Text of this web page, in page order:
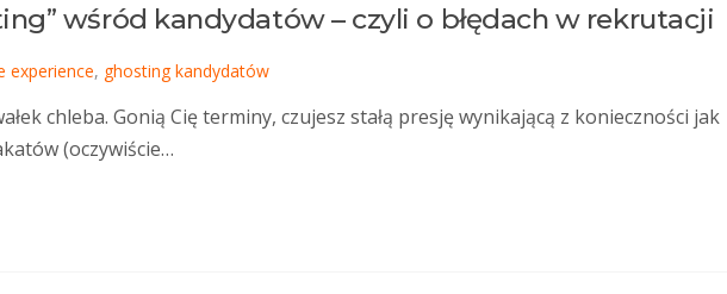
wśród kandydatów – czyli o błędach w rekrutacji
experience, ghosting kandydatów
chleba. Gonią Cię terminy, czujesz stałą presję wynikającą z konieczności jak
(oczywiście…